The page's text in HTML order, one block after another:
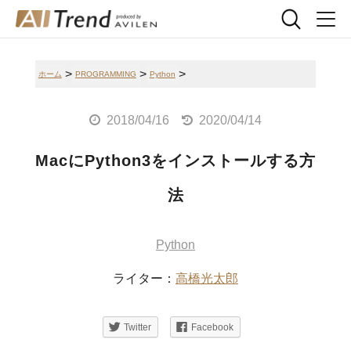
ホーム > PROGRAMMING > Python >
2018/04/16 2020/04/14
MacにPython3をインストールする方
法
Python
ライター： 高橋光太郎
Twitter Facebook